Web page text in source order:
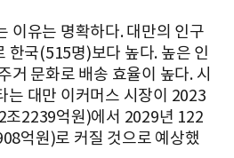
이유는 명확하다. 대만의 인구
한국(515명)보다 높다. 높은 인
거 문화로 배송 효율이 높다. 시
는 대만 이커머스 시장이 2023
2239억원)에서 2029년 122
억원)로 커질 것으로 예상했